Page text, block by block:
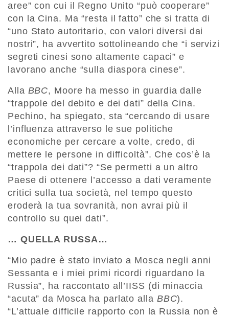
aree” con cui il Regno Unito “può cooperare”
con la Cina. Ma “resta il fatto” che si tratta di
“uno Stato autoritario, con valori diversi dai
nostri”, ha avvertito sottolineando che “i servizi
segreti cinesi sono altamente capaci” e
lavorano anche “sulla diaspora cinese”.
Alla BBC, Moore ha messo in guardia dalle
“trappole del debito e dei dati” della Cina.
Pechino, ha spiegato, sta “cercando di usare
l’influenza attraverso le sue politiche
economiche per cercare a volte, credo, di
mettere le persone in difficoltà”. Che cos’è la
“trappola dei dati”? “Se permetti a un altro
Paese di ottenere l’accesso a dati veramente
critici sulla tua società, nel tempo questo
eroderà la tua sovranità, non avrai più il
controllo su quei dati”.
… QUELLA RUSSA…
“Mio padre è stato inviato a Mosca negli anni
Sessanta e i miei primi ricordi riguardano la
Russia”, ha raccontato all’IISS (di minaccia
“acuta” da Mosca ha parlato alla BBC).
“L’attuale difficile rapporto con la Russia non è